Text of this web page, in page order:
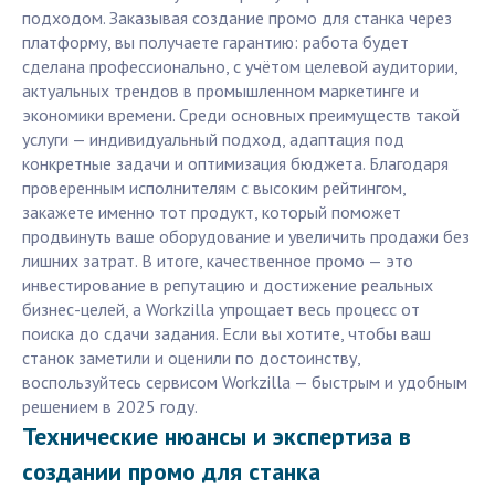
подходом. Заказывая создание промо для станка через
платформу, вы получаете гарантию: работа будет
сделана профессионально, с учётом целевой аудитории,
актуальных трендов в промышленном маркетинге и
экономики времени. Среди основных преимуществ такой
услуги — индивидуальный подход, адаптация под
конкретные задачи и оптимизация бюджета. Благодаря
проверенным исполнителям с высоким рейтингом,
закажете именно тот продукт, который поможет
продвинуть ваше оборудование и увеличить продажи без
лишних затрат. В итоге, качественное промо — это
инвестирование в репутацию и достижение реальных
бизнес-целей, а Workzilla упрощает весь процесс от
поиска до сдачи задания. Если вы хотите, чтобы ваш
станок заметили и оценили по достоинству,
воспользуйтесь сервисом Workzilla — быстрым и удобным
решением в 2025 году.
Технические нюансы и экспертиза в
создании промо для станка